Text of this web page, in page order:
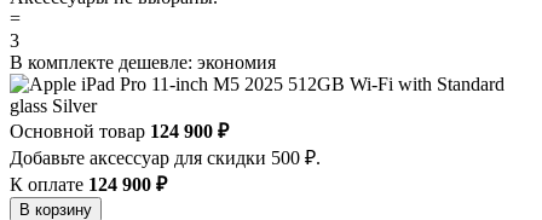
=
3
В комплекте дешевле: экономия
Основной товар 124 900 ₽
Добавьте аксессуар для скидки 500 ₽.
К оплате 124 900 ₽
В корзину